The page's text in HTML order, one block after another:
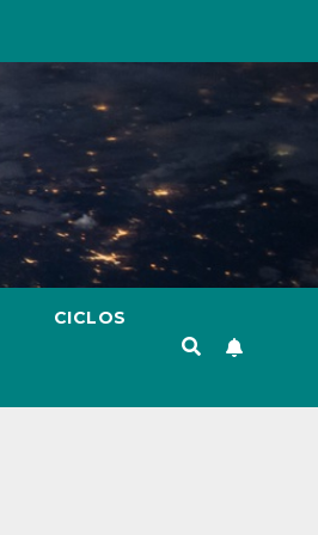
CICLOS